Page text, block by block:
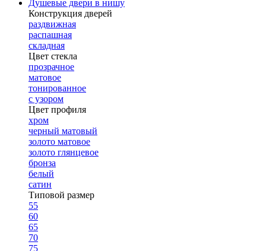
Душевые двери в нишу
Конструкция дверей
раздвижная
распашная
складная
Цвет стекла
прозрачное
матовое
тонированное
с узором
Цвет профиля
хром
черный матовый
золото матовое
золото глянцевое
бронза
белый
сатин
Типовой размер
55
60
65
70
75